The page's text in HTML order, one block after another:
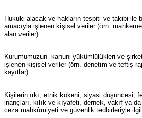
Hukuki alacak ve hakların tespiti ve takibi ile
amacıyla işlenen kişisel veriler (örn.
alan veriler)
Kurumumuzun kanuni yükümlülükleri ve
işlenen kişisel veriler (örn. denetim ve teftiş
kayıtlar)
Kişilerin ırkı, etnik kökeni, siyasi düşüncesi,
inançları, kılık ve kıyafeti, dernek, vakıf ya
ceza mahkûmiyeti ve güvenlik tedbirleriyle